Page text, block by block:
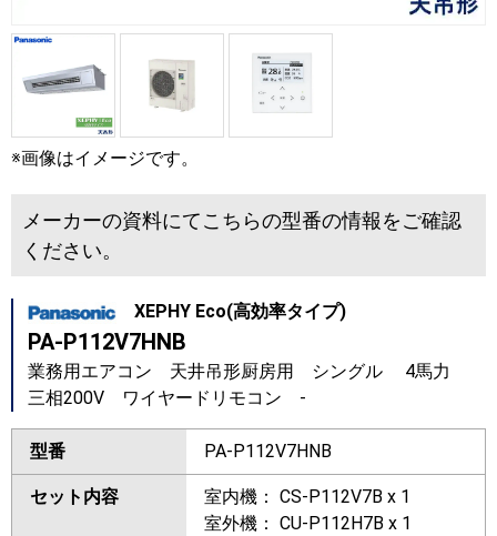
※画像はイメージです。
メーカーの資料にてこちらの型番の情報をご確認
ください。
XEPHY Eco(高効率タイプ)
PA-P112V7HNB
業務用エアコン 天井吊形厨房用 シングル 4馬力
三相200V ワイヤードリモコン -
型番 PA-P112V7HNB
セット内容
室内機： CS-P112V7B x 1
室外機： CU-P112H7B x 1